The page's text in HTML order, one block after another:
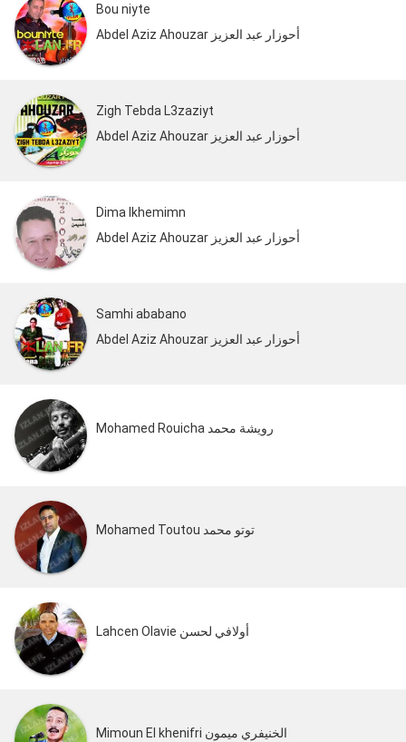
Bou niyte
Abdel Aziz Ahouzar أحوزار عبد العزيز
Zigh Tebda L3zaziyt
Abdel Aziz Ahouzar أحوزار عبد العزيز
Dima Ikhemimn
Abdel Aziz Ahouzar أحوزار عبد العزيز
Samhi ababano
Abdel Aziz Ahouzar أحوزار عبد العزيز
Mohamed Rouicha رويشة محمد
Mohamed Toutou توتو محمد
Lahcen Olavie أولافي لحسن
Mimoun El khenifri الخنيفري ميمون